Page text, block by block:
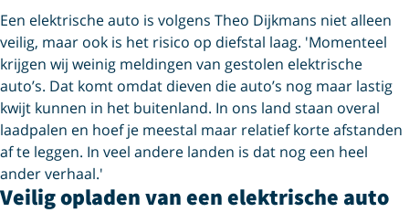
Een elektrische auto is volgens Theo Dijkmans niet alleen
veilig, maar ook is het risico op diefstal laag. 'Momenteel
krijgen wij weinig meldingen van gestolen elektrische
auto’s. Dat komt omdat dieven die auto’s nog maar lastig
kwijt kunnen in het buitenland. In ons land staan overal
laadpalen en hoef je meestal maar relatief korte afstanden
af te leggen. In veel andere landen is dat nog een heel
ander verhaal.'
Veilig opladen van een elektrische auto